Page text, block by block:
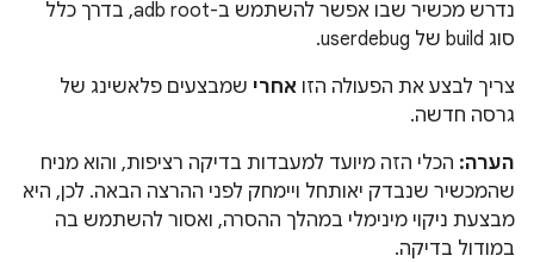
נדרש מכשיר שבו אפשר להשתמש ב-adb root, בדרך כלל
סוג build של userdebug.
צריך לבצע את הפעולה הזו אחרי שמבצעים פלאשינג של
גרסה חדשה.
הערה: הכלי הזה מיועד למעבדות בדיקה רציפות, והוא מניח
שהמכשיר שנבדק יאותחל ויימחק לפני ההרצה הבאה. לכן, היא
מבצעת ניקוי מינימלי במהלך ההסרה, ואסור להשתמש בה
במודול בדיקה.